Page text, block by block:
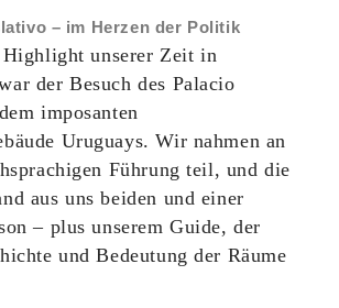
– im Herzen der Politik
unserer Zeit in
der Besuch des Palacio
imposanten
Uruguays. Wir nahmen an
Führung teil, und die
aus uns beiden und einer
– plus unserem Guide, der
und Bedeutung der Räume